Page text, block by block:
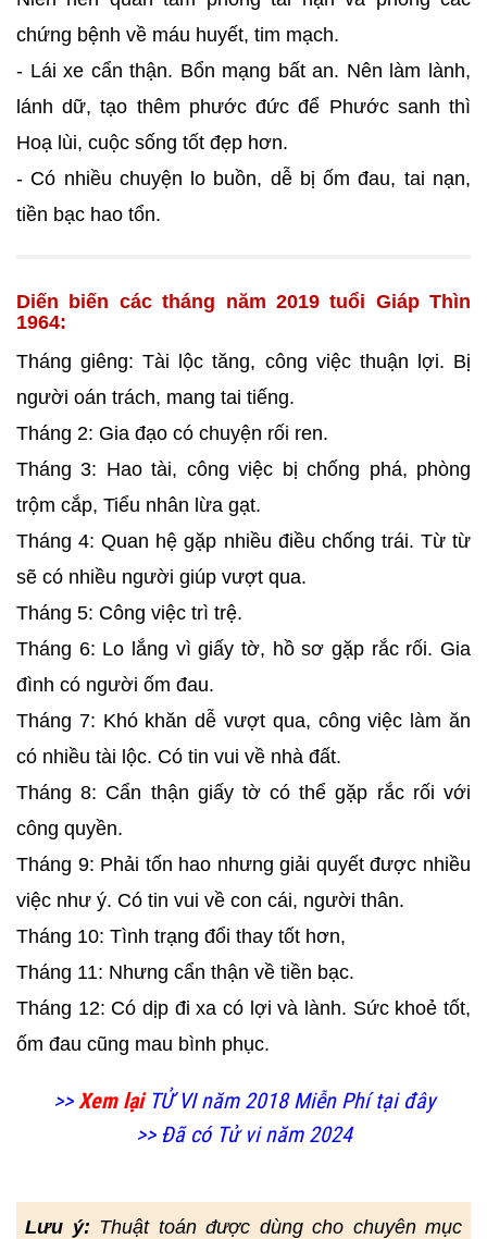
chứng bệnh về máu huyết, tim mạch.
- Lái xe cẩn thận. Bổn mạng bất an. Nên làm lành,
lánh dữ, tạo thêm phước đức để Phước sanh thì
Hoạ lùi, cuộc sống tốt đẹp hơn.
- Có nhiều chuyện lo buồn, dễ bị ốm đau, tai nạn,
tiền bạc hao tổn.
Diến biến các tháng năm 2019 tuổi Giáp Thìn
1964:
Tháng giêng: Tài lộc tăng, công việc thuận lợi. Bị
người oán trách, mang tai tiếng.
Tháng 2: Gia đạo có chuyện rối ren.
Tháng 3: Hao tài, công việc bị chống phá, phòng
trộm cắp, Tiểu nhân lừa gạt.
Tháng 4: Quan hệ gặp nhiều điều chống trái. Từ từ
sẽ có nhiều người giúp vượt qua.
Tháng 5: Công việc trì trệ.
Tháng 6: Lo lắng vì giấy tờ, hồ sơ gặp rắc rối. Gia
đình có người ốm đau.
Tháng 7: Khó khăn dễ vượt qua, công việc làm ăn
có nhiều tài lộc. Có tin vui về nhà đất.
Tháng 8: Cẩn thận giấy tờ có thể gặp rắc rối với
công quyền.
Tháng 9: Phải tốn hao nhưng giải quyết được nhiều
việc như ý. Có tin vui về con cái, người thân.
Tháng 10: Tình trạng đổi thay tốt hơn,
Tháng 11: Nhưng cẩn thận về tiền bạc.
Tháng 12: Có dịp đi xa có lợi và lành. Sức khoẻ tốt,
ốm đau cũng mau bình phục.
>>Xem lạiTỬ VI năm 2018 Miễn Phí tại đây
>> Đã có Tử vi năm 2024
Lưu ý: Thuật toán được dùng cho chuyên mục